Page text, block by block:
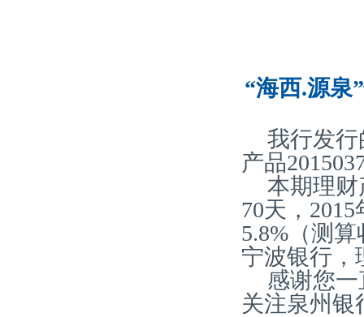
“海西.源泉
我行发行
产品
本期理财
70天，
5.8%（测
宁波银行，
感谢您
关注泉州银